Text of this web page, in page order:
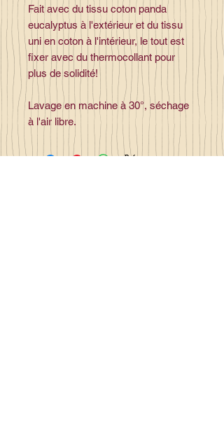
Fait avec du tissu coton panda
eucalyptus à l'extérieur et du tissu
uni en coton à l'intérieur, le tout est
fixer avec du thermocollant pour
plus de solidité!
Lavage en machine à 30°, séchage
à l'air libre.